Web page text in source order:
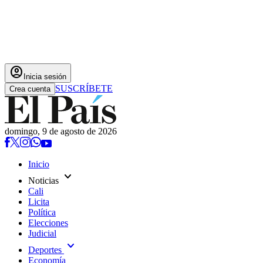
account_circle Inicia sesión
Crea cuenta SUSCRÍBETE
domingo, 9 de agosto de 2026
Inicio
Noticias expand_more
Cali
Licita
Política
Elecciones
Judicial
Deportes expand_more
Economía